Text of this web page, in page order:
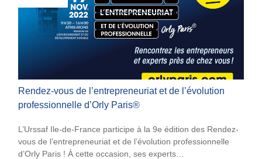
Rendez-vous de l’entrepreneuriat et de l’évolution
professionnelle d’Orly Paris®
L’Urssaf Ile-de-France participe à la 9e édition des Rendez-
vous de l’entrepreneuriat et de l’évolution professionnelle
d’Orly Paris ! À cette occasion, ses experts…